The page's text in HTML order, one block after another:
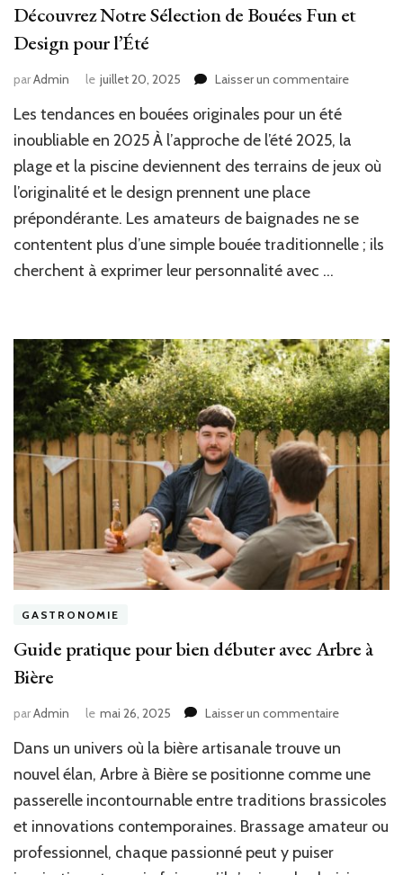
Découvrez Notre Sélection de Bouées Fun et
Design pour l’Été
parAdmin le juillet 20, 2025 Laisser un commentairesur
Sélection
Bouées
Design
pour
Les tendances en bouées originales pour un été
inoubliable en 2025 À l’approche de l’été 2025, la
plage et la piscine deviennent des terrains de jeux où
l’originalité et le design prennent une place
prépondérante. Les amateurs de baignades ne se
contentent plus d’une simple bouée traditionnelle ; ils
cherchent à exprimer leur personnalité avec …
GASTRONOMIE
Guide pratique pour bien débuter avec Arbre à
Bière
parAdmin le mai 26, 2025 Laisser un commentairesur
pratique
pour
débuter
avec
Dans un univers où la bière artisanale trouve un
nouvel élan, Arbre à Bière se positionne comme une
passerelle incontournable entre traditions brassicoles
et innovations contemporaines. Brassage amateur ou
professionnel, chaque passionné peut y puiser